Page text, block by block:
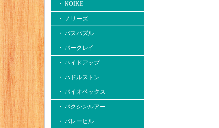
・ NOIKE
・ ノリーズ
・ バスパズル
・ バークレイ
・ ハイドアップ
・ ハドルストン
・ バイオベックス
・ バクシンルアー
・ バレーヒル